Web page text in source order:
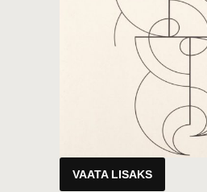
VAATA LISAKS